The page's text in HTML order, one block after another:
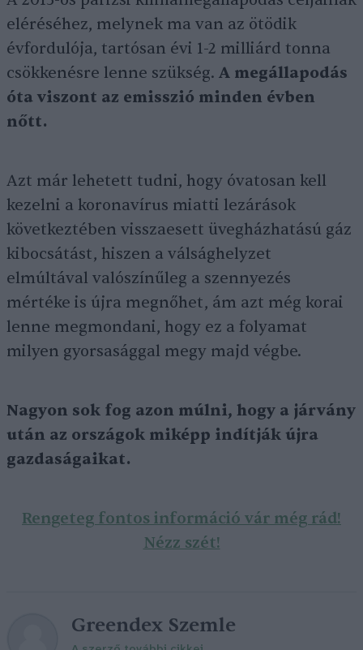
eléréséhez, melynek ma van az ötödik
évfordulója, tartósan évi 1-2 milliárd tonna
csökkenésre lenne szükség. A megállapodás
óta viszont az emisszió minden évben
nőtt.
Azt már lehetett tudni, hogy óvatosan kell
kezelni a koronavírus miatti lezárások
következtében visszaesett üvegházhatású gáz
kibocsátást, hiszen a válsághelyzet
elmúltával valószínűleg a szennyezés
mértéke is újra megnőhet, ám azt még korai
lenne megmondani, hogy ez a folyamat
milyen gyorsasággal megy majd végbe.
Nagyon sok fog azon múlni, hogy a járvány
után az országok miképp indítják újra
gazdaságaikat.
Rengeteg fontos információ vár még rád!
Nézz szét!
Greendex Szemle